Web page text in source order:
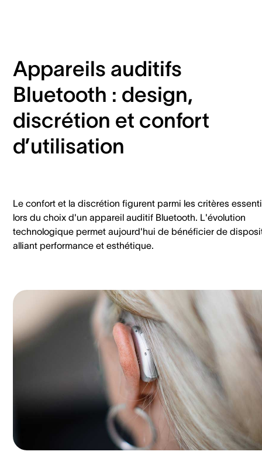
Appareils auditifs
Bluetooth : design,
discrétion et confort
d’utilisation
Le confort et la discrétion figurent parmi les critères
lors du choix d'un appareil auditif Bluetooth. L'évolution
technologique permet aujourd'hui de bénéficier de
alliant performance et esthétique.